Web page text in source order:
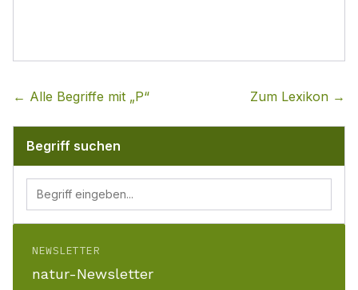
← Alle Begriffe mit „P“ Zum Lexikon →
Begriff suchen
NEWSLETTER
natur-Newsletter